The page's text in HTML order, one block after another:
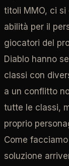
titoli MMO, ci
abilità per il
giocatori del
Diablo hanno
classi con
a un conflitto
tutte le classi,
proprio
Come
soluzione